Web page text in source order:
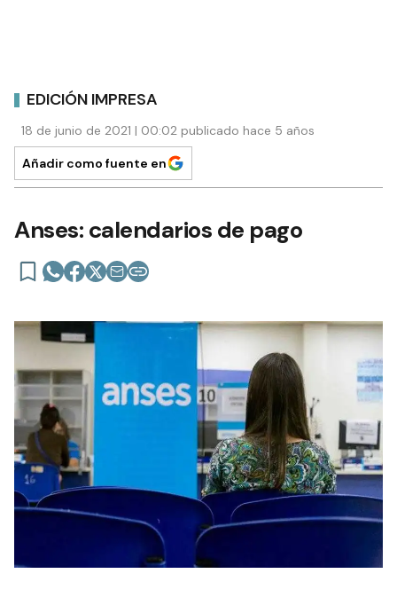
EDICIÓN IMPRESA
18 de junio de 2021 | 00:02 publicado hace 5 años
Añadir como fuente en
Anses: calendarios de pago